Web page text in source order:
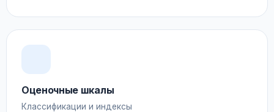
Оценочные шкалы
Классификации и индексы